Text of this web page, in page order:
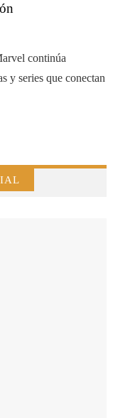
continúa
y series que conectan